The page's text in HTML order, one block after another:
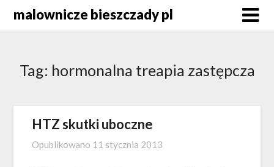
malownicze bieszczady pl
Tag: hormonalna treapia zastępcza
HTZ skutki uboczne
Opublikowano 11 stycznia 2013